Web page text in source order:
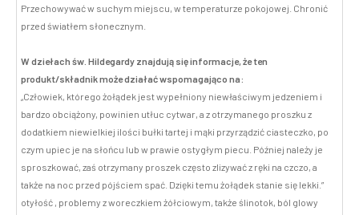
Przechowywać w suchym miejscu, w temperaturze pokojowej. Chronić
przed światłem słonecznym.
W dziełach św. Hildegardy znajdują się informacje, że ten
produkt/składnik może działać wspomagająco na:
„Człowiek, którego żołądek jest wypełniony niewłaściwym jedzeniem i
bardzo obciążony, powinien utłuc cytwar, a z otrzymanego proszku z
dodatkiem niewielkiej ilości bułki tartej i mąki przyrządzić ciasteczko, po
czym upiec je na słońcu lub w prawie ostygłym piecu. Później należy je
sproszkować, zaś otrzymany proszek często zlizywać z ręki na czczo, a
także na noc przed pójściem spać. Dzięki temu żołądek stanie się lekki.”
otyłość , problemy z woreczkiem żółciowym, także ślinotok, ból glowy